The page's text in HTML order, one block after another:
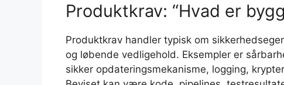
Produktkrav: “Hvad er
Produktkrav handler typisk om
og løbende vedligehold. Eksempler er
sikker opdateringsmekanisme, logging,